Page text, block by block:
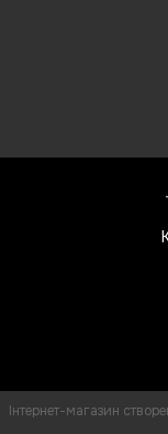
Інтернет-магазин